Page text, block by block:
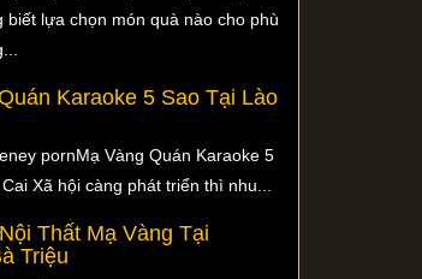
biết lựa chọn món quà nào cho phù
Karaoke 5 Sao Tại Lào
pornMạ Vàng Quán Karaoke 5
Xã hội càng phát triển thì nhu...
Thất Mạ Vàng Tại
Triệu